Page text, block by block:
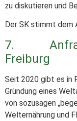
zu diskutieren und
Der SK stimmt dem
7. Anfrage
Freiburg
Seit 2020 gibt es in
Gründung eines
von sozusagen
Welternährung und